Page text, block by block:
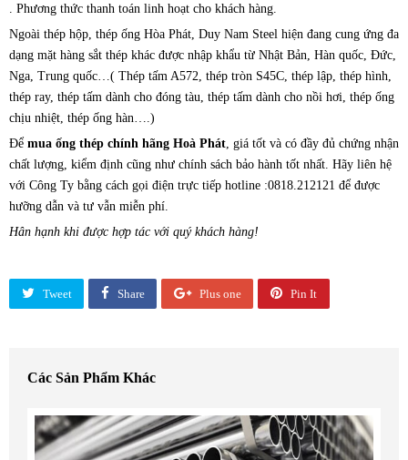
. Phương thức thanh toán linh hoạt cho khách hàng.
Ngoài thép hộp, thép ống Hòa Phát, Duy Nam Steel hiện đang cung ứng đa
dạng mặt hàng sắt thép khác được nhập khẩu từ Nhật Bản, Hàn quốc, Đức,
Nga, Trung quốc…( Thép tấm A572, thép tròn S45C, thép lập, thép hình,
thép ray, thép tấm dành cho đóng tàu, thép tấm dành cho nồi hơi, thép ống
chịu nhiệt, thép ống hàn….)
Để mua ống thép chính hãng Hoà Phát , giá tốt và có đầy đủ chứng nhận
chất lượng, kiểm định cũng như chính sách bảo hành tốt nhất. Hãy liên hệ
với Công Ty bằng cách gọi điện trực tiếp hotline :0818.212121 để được
hưỡng dẫn và tư vẫn miễn phí.
Hân hạnh khi được hợp tác với quý khách hàng!
Tweet Share Plus one Pin It
Các Sản Phẩm Khác